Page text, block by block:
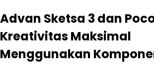
Advan Sketsa 3 dan
Kreativitas Maksimal
Menggunakan